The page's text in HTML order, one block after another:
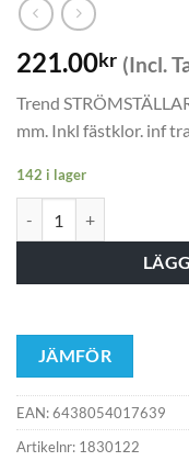
221.00kr (Incl.
Trend
mm. Inkl fästklor. inf
142 i lager
JÄMFÖR
EAN:6438054017639
Artikelnr: 1830122